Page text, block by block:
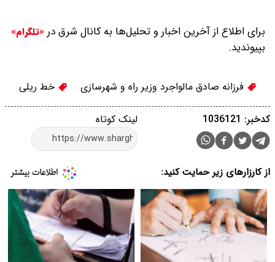
برای اطلاع از آخرین اخبار و تحلیل‌ها به کانال شرق در «تلگرام»
بپیوندید.
فرزانه صادق مالواجرد وزیر راه و شهرسازی خط ریلی
لینک کوتاه کدخبر: 1036121
از کارزارهای زیر حمایت کنید: